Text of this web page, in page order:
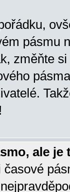
pásmu
změňte
ale je